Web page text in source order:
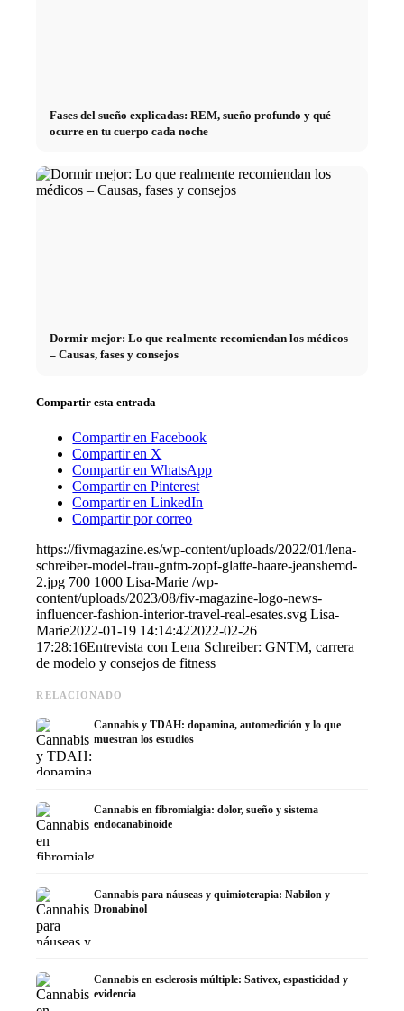
Fases del sueño explicadas: REM, sueño profundo y qué
ocurre en tu cuerpo cada noche
Dormir mejor: Lo que realmente recomiendan los médicos
– Causas, fases y consejos
Compartir esta entrada
Compartir en Facebook
Compartir en X
Compartir en WhatsApp
Compartir en Pinterest
Compartir en LinkedIn
Compartir por correo
https://fivmagazine.es/wp-content/uploads/2022/01/lena-
schreiber-model-frau-gntm-zopf-glatte-haare-jeanshemd-
2.jpg 700 1000 Lisa-Marie /wp-
content/uploads/2023/08/fiv-magazine-logo-news-
influencer-fashion-interior-travel-real-esates.svg Lisa-
Marie2022-01-19 14:14:422022-02-26
17:28:16Entrevista con Lena Schreiber: GNTM, carrera
de modelo y consejos de fitness
RELACIONADO
Cannabis y TDAH: dopamina, automedición y lo que
muestran los estudios
Cannabis en fibromialgia: dolor, sueño y sistema
endocanabinoide
Cannabis para náuseas y quimioterapia: Nabilon y
Dronabinol
Cannabis en esclerosis múltiple: Sativex, espasticidad y
evidencia